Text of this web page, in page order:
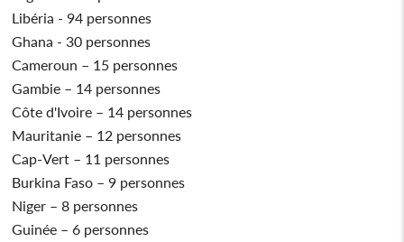
Libéria - 94 personnes
Ghana - 30 personnes
Cameroun – 15 personnes
Gambie – 14 personnes
Côte d'Ivoire – 14 personnes
Mauritanie – 12 personnes
Cap-Vert – 11 personnes
Burkina Faso – 9 personnes
Niger – 8 personnes
Guinée – 6 personnes